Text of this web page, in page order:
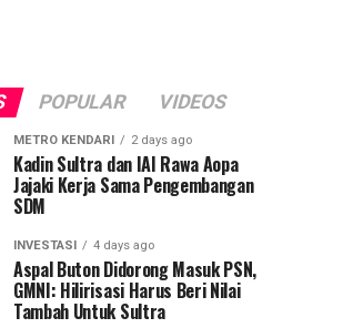
POPULAR VIDEOS
METRO KENDARI 2 days ago
Kadin Sultra dan IAI Rawa Aopa
Jajaki Kerja Sama Pengembangan
SDM
INVESTASI 4 days ago
Aspal Buton Didorong Masuk PSN,
GMNI: Hilirisasi Harus Beri Nilai
Tambah Untuk Sultra